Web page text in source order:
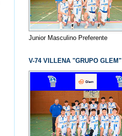
Junior Masculino Preferente
V-74 VILLENA "GRUPO GLEM"